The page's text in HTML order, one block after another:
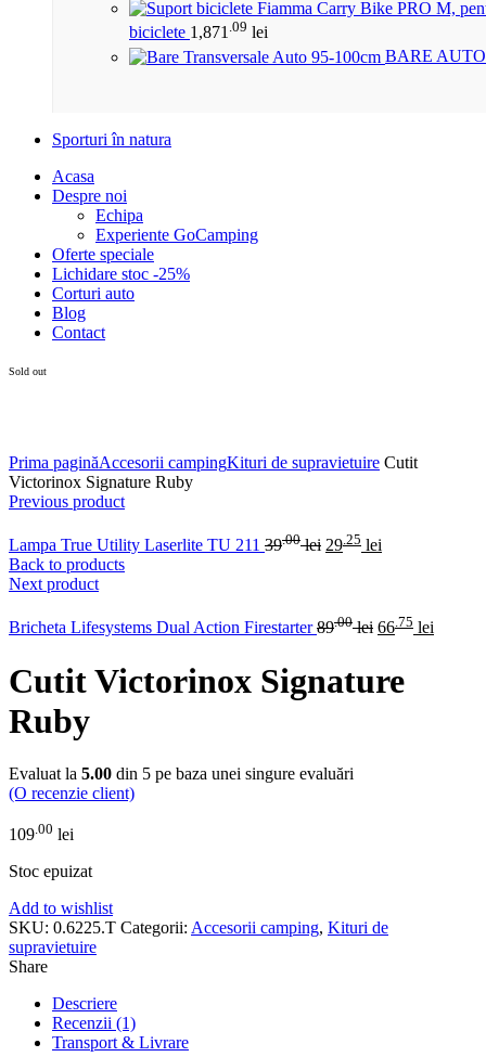
biciclete 1,871 .09 lei
BARE
Sporturi în natura
Acasa
Despre noi
Echipa
Experiente GoCamping
Oferte speciale
Lichidare stoc -25%
Corturi auto
Blog
Contact
Sold out
Prima paginăAccesorii campingKituri de supravietuire Cutit
Victorinox Signature Ruby
Previous product
Lampa True Utility Laserlite TU 211 39.00 lei 29 .25 lei
Back to products
Next product
Bricheta Lifesystems Dual Action Firestarter89.00 lei 66 .75 lei
Cutit Victorinox Signature
Ruby
Evaluat la 5.00 din 5 pe baza unei singure evaluări
(O recenzie client)
109.00 lei
Stoc epuizat
Add to wishlist
SKU: 0.6225.T Categorii: Accesorii camping, Kituri de
supravietuire
Share
Descriere
Recenzii (1)
Transport & Livrare